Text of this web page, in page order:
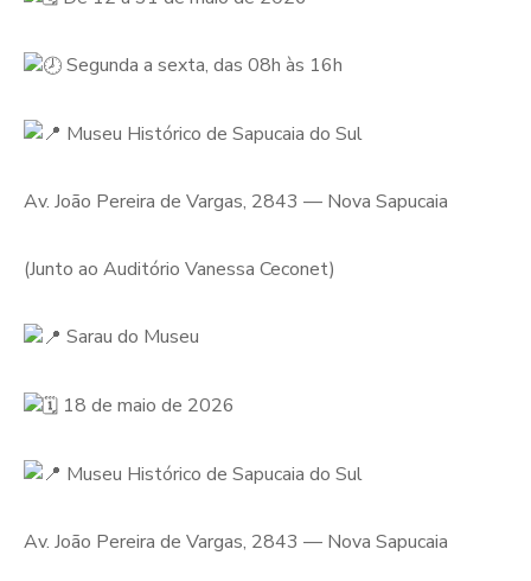
Segunda a sexta, das 08h às 16h
Museu Histórico de Sapucaia do Sul
Av. João Pereira de Vargas, 2843 — Nova Sapucaia
(Junto ao Auditório Vanessa Ceconet)
Sarau do Museu
18 de maio de 2026
Museu Histórico de Sapucaia do Sul
Av. João Pereira de Vargas, 2843 — Nova Sapucaia